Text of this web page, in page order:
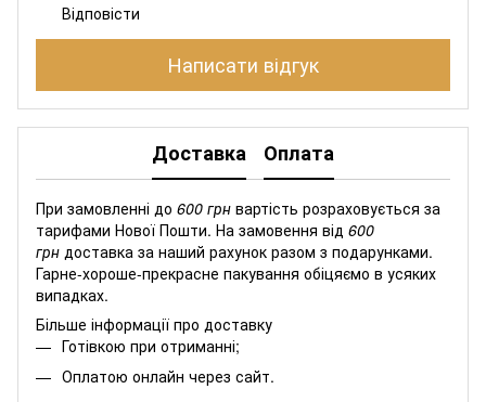
Відповісти
Написати відгук
Доставка Оплата
При замовленні до 600 грн вартість розраховується за
тарифами Нової Пошти. На замовення від 600
грн доставка за наший рахунок разом з подарунками.
Гарне-хороше-прекрасне пакування обіцяємо в усяких
випадках.
Більше інформації про доставку
Готівкою при отриманні;
Оплатою онлайн через сайт.